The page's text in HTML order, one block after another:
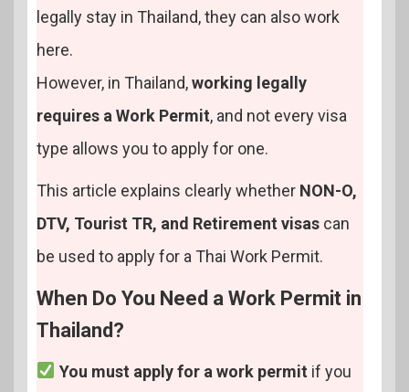
legally stay in Thailand, they can also work
here.
However, in Thailand,working legally
requires a Work Permit, and not every visa
type allows you to apply for one.
This article explains clearly whether NON-O,
DTV, Tourist TR, and Retirement visas can
be used to apply for a Thai Work Permit.
When Do You Need a Work Permit in
Thailand?
You must apply for a work permit if you